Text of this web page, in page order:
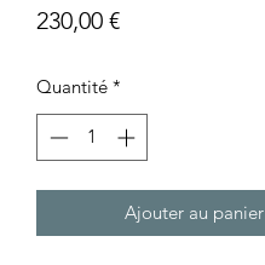
230,00 €Prix
Quantité *
Ajouter au panier